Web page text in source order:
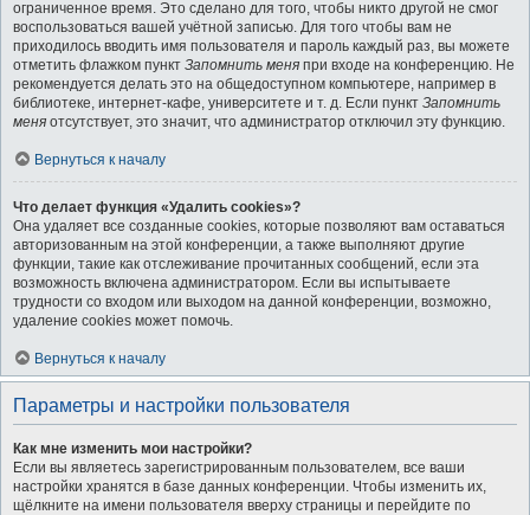
ограниченное время. Это сделано для того, чтобы никто другой не смог
воспользоваться вашей учётной записью. Для того чтобы вам не
приходилось вводить имя пользователя и пароль каждый раз, вы можете
отметить флажком пункт Запомнить меня при входе на конференцию. Не
рекомендуется делать это на общедоступном компьютере, например в
библиотеке, интернет-кафе, университете и т. д. Если пункт Запомнить
меня отсутствует, это значит, что администратор отключил эту функцию.
Вернуться к началу
Что делает функция «Удалить cookies»?
Она удаляет все созданные cookies, которые позволяют вам оставаться
авторизованным на этой конференции, а также выполняют другие
функции, такие как отслеживание прочитанных сообщений, если эта
возможность включена администратором. Если вы испытываете
трудности со входом или выходом на данной конференции, возможно,
удаление cookies может помочь.
Вернуться к началу
Параметры и настройки пользователя
Как мне изменить мои настройки?
Если вы являетесь зарегистрированным пользователем, все ваши
настройки хранятся в базе данных конференции. Чтобы изменить их,
щёлкните на имени пользователя вверху страницы и перейдите по